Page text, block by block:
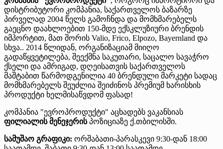
დისტრიბუტორი კომპანია, საქართველოს ბაზარზე
პირველად 2004 წელს გამოჩნდა და მომხმარებელს
გაეცნო დაახლოებით 150-მდე ექსკლუზიური ბრენდის
იმპორტით, მათ შორის Valio, Frico, Elpozo, Bayernland და
სხვა.. 2014 წლიდან, ორგანიზაციამ მიიღო
გადაწყვეტილება, შეექმნა საკუთარი, საცალო სავაჭრო
ქსელი და ამრიგად, დღეისათვის საქართველოს
მაშტაბით წარმოდგენილია 40 ბრენდული მარკეტი სადაც
მომხმარებელს შეუძლია შეიძინოს პრემიუმ ხარისხის
პროდუქტი ხელმისაწვდომ ფასად!
კომპანია "ევროპროდუქტი" აცხადებს ვაკანსიას
ფილიალის მენეჯერისპოზიციაზე ქ.თბილისში.
სამუშაო გრაფიკი: ორშაბათი-პარასკევი 9:30-დან 18:00